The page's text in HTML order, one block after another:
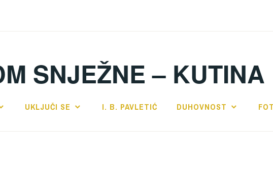
SNJEŽNE – KUTINA
UKLJUČI SE I. B. PAVLETIĆ DUHOVNOST